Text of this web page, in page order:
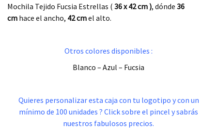
Mochila Tejido Fucsia Estrellas ( 36 x 42cm ), dónde 36
cm hace el ancho, 42 cmel alto.
Otros colores disponibles :
Blanco – Azul – Fucsia
Quieres personalizar esta caja con tu logotipo y con un
mínimo de 100 unidades ? Click sobre el pincel y sabrás
nuestros fabulosos precios.